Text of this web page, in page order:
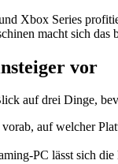
Xbox Series
macht sich das
vor
auf drei Dinge,
auf welcher
PC lässt sich